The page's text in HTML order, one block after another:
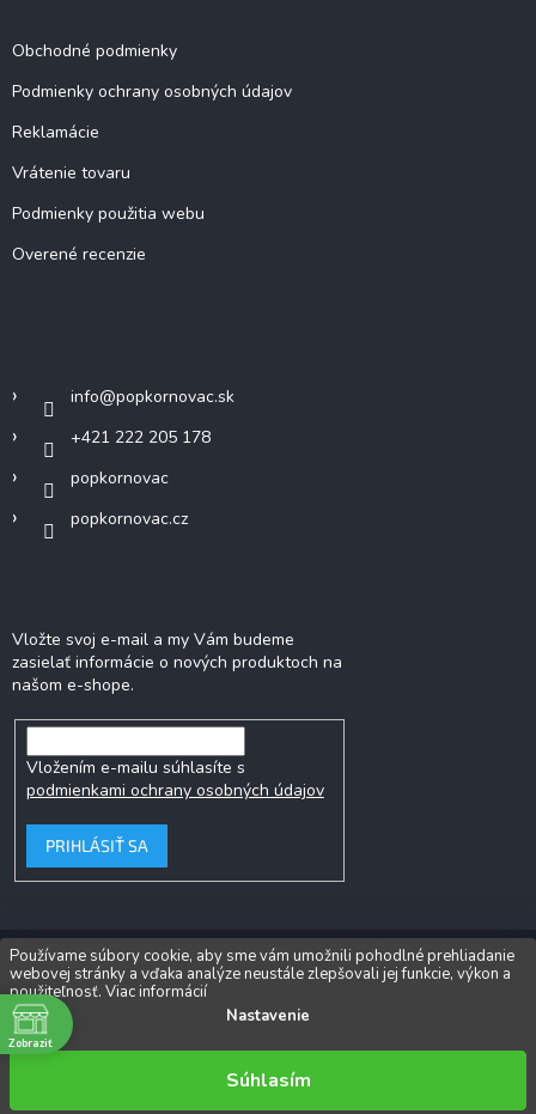
Používame súbory cookie, aby sme vám umožnili pohodlné prehliadanie
webovej stránky a vďaka analýze neustále zlepšovali jej funkcie, výkon a
použiteľnosť. Viac informácií
Nastavenie
Súhlasím
Obchodné podmienky
Podmienky ochrany osobných údajov
Reklamácie
Vrátenie tovaru
Podmienky použitia webu
Overené recenzie
info@popkornovac.sk
+421 222 205 178
popkornovac
popkornovac.cz
Vložte svoj e-mail a my Vám budeme
zasielať informácie o nových produktoch na
našom e-shope.
Vložením e-mailu súhlasíte s
podmienkami ochrany osobných údajov
PRIHLÁSIŤ SA
Copyright 2026Popkornovač.sk. Všetky práva vyhradené.Upraviť
nastavenie cookies
Vytvoril Shoptet
Zobraziť